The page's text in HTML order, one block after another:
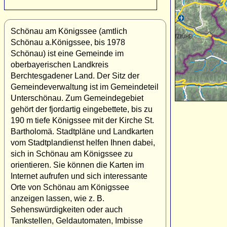
Schönau am Königssee (amtlich
Schönau a.Königssee, bis 1978
Schönau) ist eine Gemeinde im
oberbayerischen Landkreis
Berchtesgadener Land. Der Sitz der
Gemeindeverwaltung ist im Gemeindeteil
Unterschönau. Zum Gemeindegebiet
gehört der fjordartig eingebettete, bis zu
190 m tiefe Königssee mit der Kirche St.
Bartholomä. Stadtpläne und Landkarten
vom Stadtplandienst helfen Ihnen dabei,
sich in Schönau am Königssee zu
orientieren. Sie können die Karten im
Internet aufrufen und sich interessante
Orte von Schönau am Königssee
anzeigen lassen, wie z. B.
Sehenswürdigkeiten oder auch
Tankstellen, Geldautomaten, Imbisse